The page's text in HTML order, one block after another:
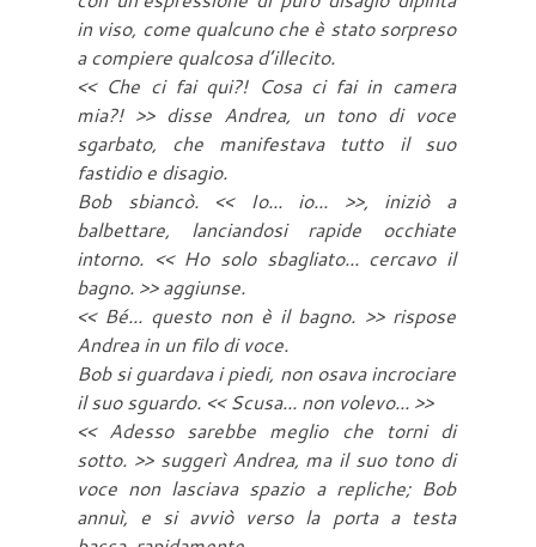
in viso, come qualcuno che è stato sorpreso
a compiere qualcosa d’illecito.
<< Che ci fai qui?! Cosa ci fai in camera
mia?! >> disse Andrea, un tono di voce
sgarbato, che manifestava tutto il suo
fastidio e disagio.
Bob sbiancò. << Io... io... >>, iniziò a
balbettare, lanciandosi rapide occhiate
intorno. << Ho solo sbagliato... cercavo il
bagno. >> aggiunse.
<< Bé... questo non è il bagno. >> rispose
Andrea in un filo di voce.
Bob si guardava i piedi, non osava incrociare
il suo sguardo. << Scusa... non volevo... >>
<< Adesso sarebbe meglio che torni di
sotto. >> suggerì Andrea, ma il suo tono di
voce non lasciava spazio a repliche; Bob
annuì, e si avviò verso la porta a testa